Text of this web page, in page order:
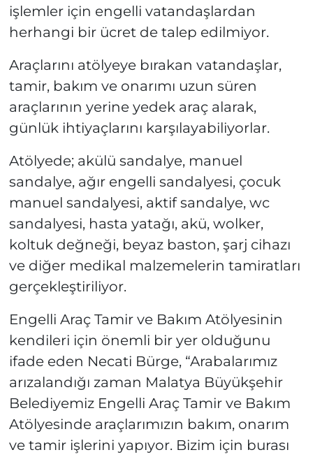
işlemler için engelli vatandaşlardan
herhangi bir ücret de talep edilmiyor.
Araçlarını atölyeye bırakan vatandaşlar,
tamir, bakım ve onarımı uzun süren
araçlarının yerine yedek araç alarak,
günlük ihtiyaçlarını karşılayabiliyorlar.
Atölyede; akülü sandalye, manuel
sandalye, ağır engelli sandalyesi, çocuk
manuel sandalyesi, aktif sandalye, wc
sandalyesi, hasta yatağı, akü, wolker,
koltuk değneği, beyaz baston, şarj cihazı
ve diğer medikal malzemelerin tamiratları
gerçekleştiriliyor.
Engelli Araç Tamir ve Bakım Atölyesinin
kendileri için önemli bir yer olduğunu
ifade eden Necati Bürge, “Arabalarımız
arızalandığı zaman Malatya Büyükşehir
Belediyemiz Engelli Araç Tamir ve Bakım
Atölyesinde araçlarımızın bakım, onarım
ve tamir işlerini yapıyor. Bizim için burası